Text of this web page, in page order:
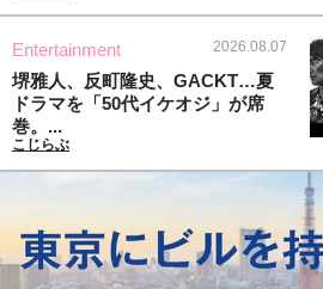
Entertainment 2026.08.07
堺雅人、反町隆史、GACKT…夏
ドラマを「50代イケオジ」が席
巻。...
こじらぶ